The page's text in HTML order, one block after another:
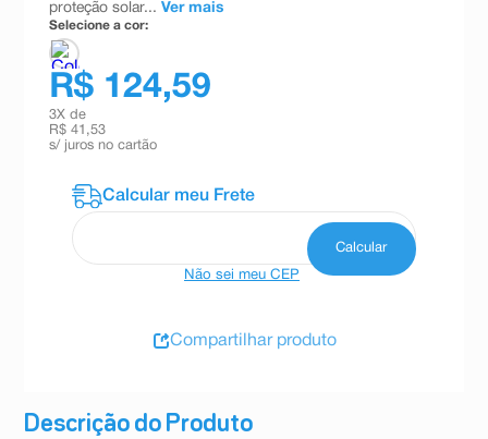
Descrição do Produto
proteção solar... Ver mais
Selecione a cor:
R$ 124,59
3X de
R$ 41,53
s/ juros no cartão
Não sei meu CEP
Compartilhar produto